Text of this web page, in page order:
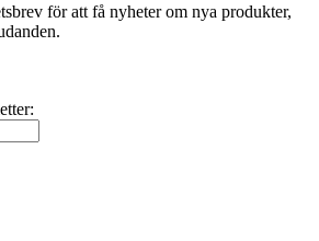
för att få nyheter om nya produkter,